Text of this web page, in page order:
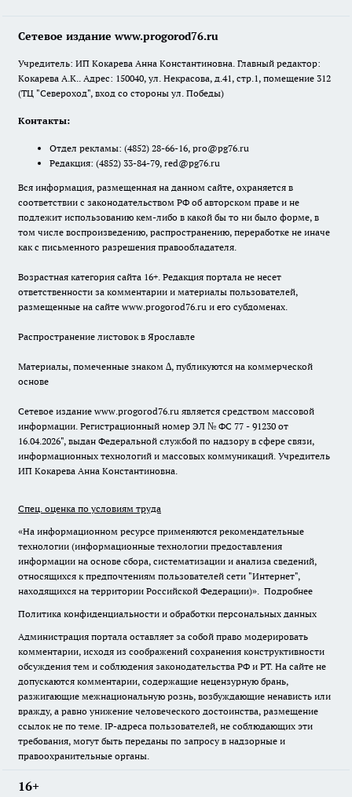
Сетевое издание www.progorod76.ru
Учредитель: ИП Кокарева Анна Константиновна. Главный редактор:
Кокарева А.К.. Адрес: 150040, ул. Некрасова, д.41, стр.1, помещение 312
(ТЦ "Североход", вход со стороны ул. Победы)
Контакты:
Отдел рекламы: (4852) 28-66-16, pro@pg76.ru
Редакция: (4852) 33-84-79, red@pg76.ru
Вся информация, размещенная на данном сайте, охраняется в
соответствии с законодательством РФ об авторском праве и не
подлежит использованию кем-либо в какой бы то ни было форме, в
том числе воспроизведению, распространению, переработке не иначе
как с письменного разрешения правообладателя.
Возрастная категория сайта 16+. Редакция портала не несет
ответственности за комментарии и материалы пользователей,
размещенные на сайте www.progorod76.ru и его субдоменах.
Распространение листовок в Ярославле
Материалы, помеченные знаком ∆, публикуются на коммерческой
основе
Сетевое издание www.progorod76.ru является средством массовой
информации. Регистрационный номер ЭЛ № ФС 77 - 91230 от
16.04.2026", выдан Федеральной службой по надзору в сфере связи,
информационных технологий и массовых коммуникаций. Учредитель
ИП Кокарева Анна Константиновна.
Спец. оценка по условиям труда
«На информационном ресурсе применяются рекомендательные
технологии (информационные технологии предоставления
информации на основе сбора, систематизации и анализа сведений,
относящихся к предпочтениям пользователей сети "Интернет",
находящихся на территории Российской Федерации)». Подробнее
Политика конфиденциальности и обработки персональных данных
Администрация портала оставляет за собой право модерировать
комментарии, исходя из соображений сохранения конструктивности
обсуждения тем и соблюдения законодательства РФ и РТ. На сайте не
допускаются комментарии, содержащие нецензурную брань,
разжигающие межнациональную рознь, возбуждающие ненависть или
вражду, а равно унижение человеческого достоинства, размещение
ссылок не по теме. IP-адреса пользователей, не соблюдающих эти
требования, могут быть переданы по запросу в надзорные и
правоохранительные органы.
16+